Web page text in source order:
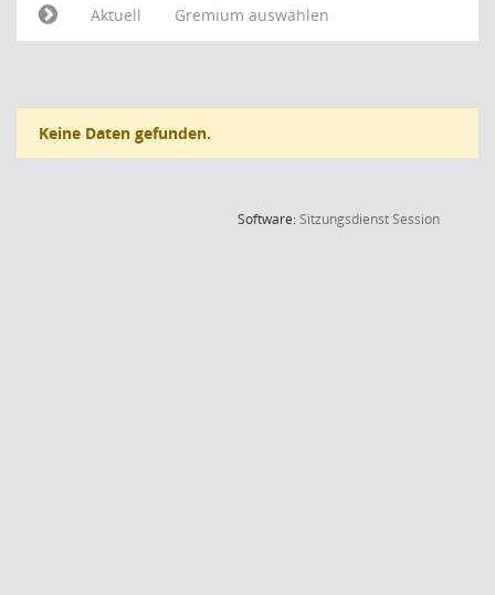
Aktuell
Gremium auswählen
Keine Daten gefunden.
Software:SitzungsdienstSession(Wird in